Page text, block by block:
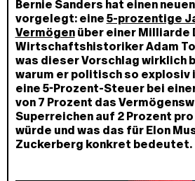
Bernie Sanders hat einen
vorgelegt: eine 5-prozentige
Vermögenüber einer Milliarde
Wirtschaftshistoriker Adam
was dieser Vorschlag wirklich
warum er politisch so explosiv
eine 5-Prozent-Steuer bei
von 7 Prozent das
Superreichen auf 2 Prozent
würde und was das für Elon
Zuckerberg konkret bedeutet.